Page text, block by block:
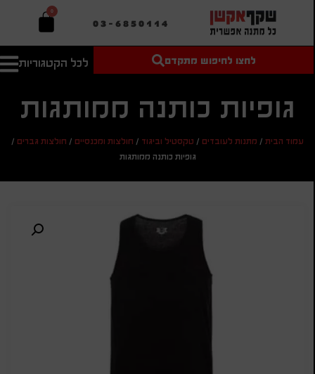
03-6850114
0
לכל הקטגוריות
טקסט חופשי
מחיר מיני'
חיפוש
אישית
לחצו לחיפוש מתקדם
גופיות כותנה ממותגות
עמוד הבית/ מתנות לעובדים/ טקסטיל וביגוד/ חולצות ומכנסיים/ חולצות גברים/
גופיות כותנה ממותגות